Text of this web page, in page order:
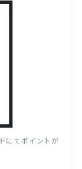
にてポイントが